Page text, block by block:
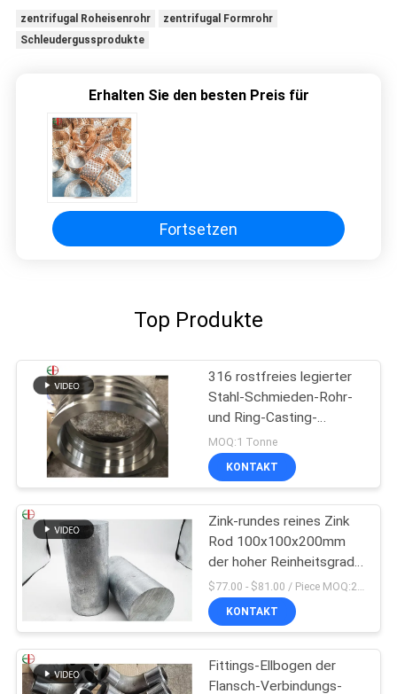
zentrifugal Roheisenrohr
zentrifugal Formrohr
Schleudergussprodukte
Erhalten Sie den besten Preis für
Fortsetzen
Top Produkte
316 rostfreies legierter
Stahl-Schmieden-Rohr-
und Ring-Casting-
Zentrifugen-Rohr
EB28028
MOQ:1 Tonne
KONTAKT
Zink-rundes reines Zink
Rod 100x100x200mm
der hoher Reinheitsgrad-
Zink-Stangen-99%
KONTAKT
Fittings-Ellbogen der
Flansch-Verbindungs-